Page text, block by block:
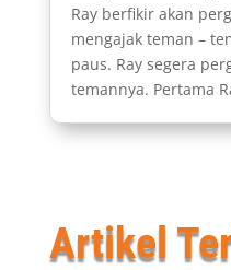
Ray berfikir akan
mengajak teman –
paus. Ray segera
temannya. Pertama
Artikel